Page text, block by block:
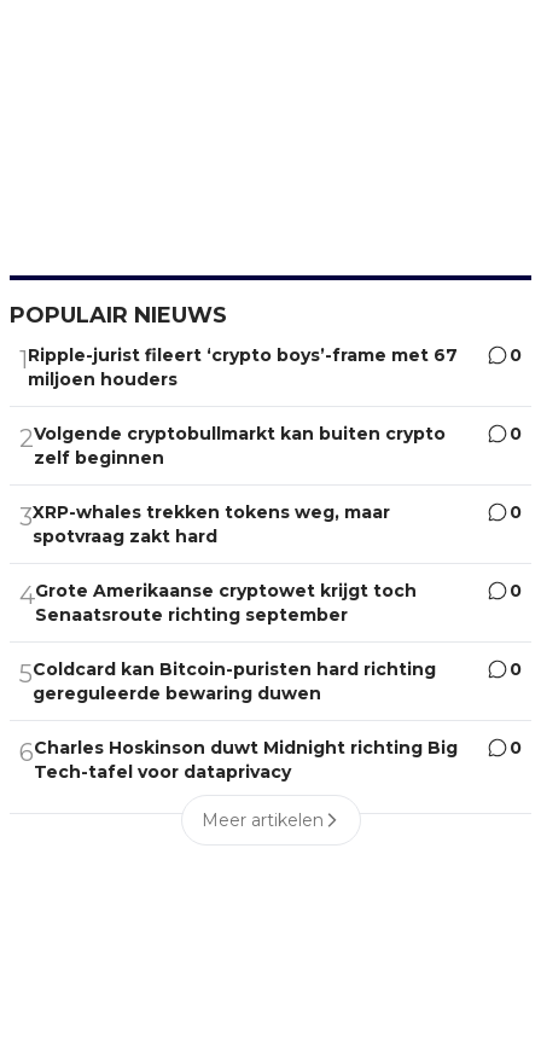
POPULAIR NIEUWS
1Ripple-jurist fileert ‘crypto boys’-frame met 67
miljoen houders
0
2Volgende cryptobullmarkt kan buiten crypto
zelf beginnen
0
3XRP-whales trekken tokens weg, maar
spotvraag zakt hard
0
4Grote Amerikaanse cryptowet krijgt toch
Senaatsroute richting september
0
5Coldcard kan Bitcoin-puristen hard richting
gereguleerde bewaring duwen
0
6Charles Hoskinson duwt Midnight richting Big
Tech-tafel voor dataprivacy
0
Meer artikelen